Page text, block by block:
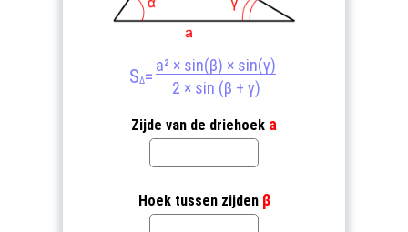
SΔ=
a² × sin(β) × sin(γ)
2 × sin (β + γ)
Zijde van de driehoek a
Hoek tussen zijden β